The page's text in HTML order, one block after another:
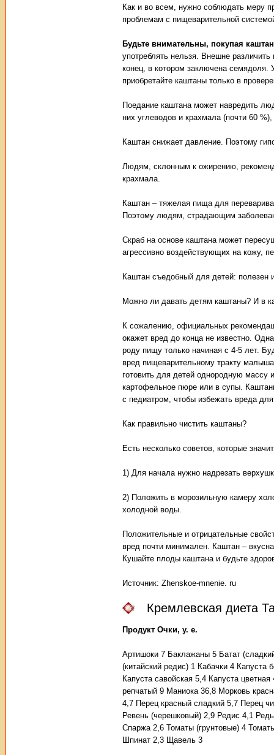
Как и во всем, нужно соблюдать меру
проблемам с пищеварительной
Будьте внимательны, покупая
употреблять нельзя. Внешне
конец, в котором заключена семядоля.
приобретайте каштаны только в
Поедание каштана может навредить
них углеводов и крахмала (почти 60
Каштан снижает давление. Поэтому
Людям, склонным к ожирению,
крахмала.
Каштан – тяжелая пища для
Поэтому людям, страдающим
Скраб на основе каштана может
агрессивно воздействующих на кожу,
Каштан съедобный для детей: полезен
Можно ли давать детям каштаны? И в
К сожалению, официальных
окажет вред до конца не известно.
роду пищу только начиная с 4-5 лет.
вред пищеварительному тракту
готовить для детей однородную массу
картофельное пюре или в супы.
с педиатром, чтобы избежать вреда
Как правильно чистить каштаны?
Есть несколько советов, которые
1) Для начала нужно надрезать
2) Положить в морозильную камеру
холодной воды.
Положительные и отрицательные
вред почти минимален. Каштан –
Кушайте плоды каштана и будьте
Источник: Zhenskoe-mnenie. ru
Кремлевская диета
Продукт Очки, у. е.
Артишоки 7 Баклажаны 5 Батат
(китайский редис) 1 Кабачки 4 Капуста
Капуста савойская 5,4 Капуста
репчатый 9 Маниока 36,8 Морковь
4,7 Перец красный сладкий 5,7 Перец
Ревень (черешковый) 2,9 Редис 4,1
Спаржа 2,6 Томаты (грунтовые) 4
Шпинат 2,3 Щавель 3